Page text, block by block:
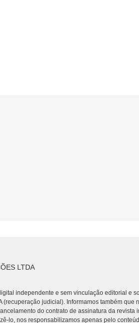
LTDA
independente e sem vinculação editorial e
(recuperação judicial). Informamos também que
do contrato de assinatura da revista
lo, nos responsabilizamos apenas pelo